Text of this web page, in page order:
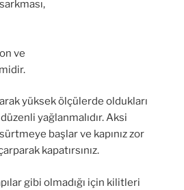
ve
yüksek ölçülerde oldukları
yağlanmalıdır. Aksi
başlar ve kapınız zor
kapatırsınız.
gibi olmadığı için kilitleri